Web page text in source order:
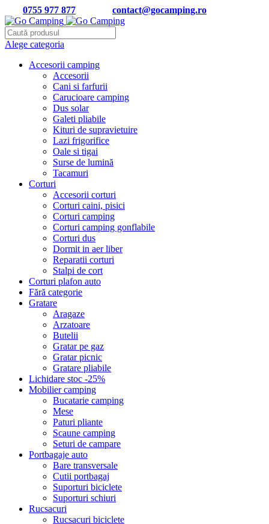
0755 977 877 contact@gocamping.ro
Alege categoria
Accesorii camping
Accesorii
Cani si farfurii
Carucioare camping
Dus solar
Galeti pliabile
Kituri de supravietuire
Lazi frigorifice
Oale si tigai
Surse de lumină
Tacamuri
Corturi
Accesorii corturi
Corturi caini, pisici
Corturi camping
Corturi camping gonflabile
Corturi dus
Dormit in aer liber
Reparatii corturi
Stalpi de cort
Corturi plafon auto
Fără categorie
Gratare
Aragaze
Arzatoare
Butelii
Gratar pe gaz
Gratar picnic
Gratare pliabile
Lichidare stoc -25%
Mobilier camping
Bucatarie camping
Mese
Paturi pliante
Scaune camping
Seturi de campare
Portbagaje auto
Bare transversale
Cutii portbagaj
Suporturi biciclete
Suporturi schiuri
Rucsacuri
Rucsacuri biciclete